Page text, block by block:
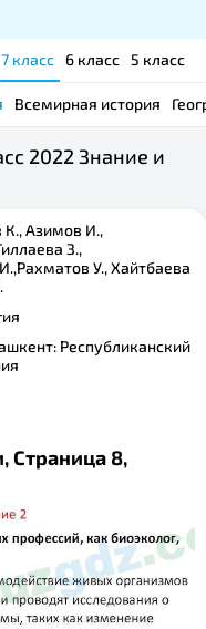
7 класс 6 класс 5 класс
Всемирная история
2022 Знание и
К., Азимов И.,
З.,
У., Хайтбаева
Республиканский
Страница 8,